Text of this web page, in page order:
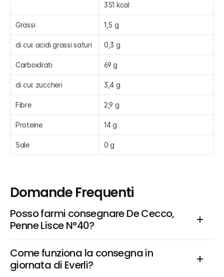
351 kcal
Grassi 1,5 g
di cui: acidi grassi saturi 0,3 g
Carboidrati 69 g
di cui: zuccheri 3,4 g
Fibre 2,9 g
Proteine 14 g
Sale 0 g
Domande Frequenti
Posso farmi consegnare De Cecco,
Penne Lisce N°40?
Come funziona la consegna in
giornata di Everli?